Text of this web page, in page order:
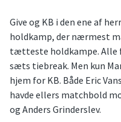
Give og KB i den ene af
holdkamp, der nærmest
tætteste holdkampe. Alle
sæts tiebreak. Men kun
hjem for KB. Både Eric
havde ellers matchbold
og Anders Grinderslev.